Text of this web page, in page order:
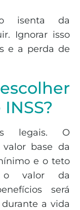
isenta da
Ignorar isso
e a perda de
legais. O
base da
e o teto
o valor da
será
a vida